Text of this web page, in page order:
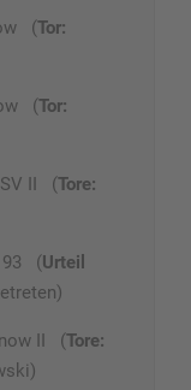
(Tor:
(Tor:
SV II (Tore:
93 (Urteil
II (Tore: